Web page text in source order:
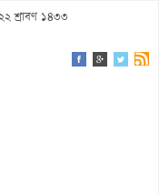
শ্রাবণ ১৪৩৩